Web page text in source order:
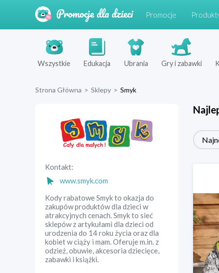
Promocje
Wszystkie Edukacja Ubrania Gry i zabawki
Strona Główna > Sklepy > Smyk
Kontakt:
www.smyk.com
Kody rabatowe Smyk to okazja do
zakupów produktów dla dzieci w
atrakcyjnych cenach. Smyk to sieć
sklepów z artykułami dla dzieci od
urodzenia do 14 roku życia oraz dla
kobiet w ciąży i mam. Oferuje m.in. z
odzież, obuwie, akcesoria dziecięce,
zabawki i książki.